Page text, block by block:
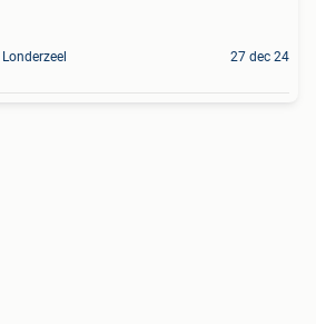
Londerzeel 27 dec 24